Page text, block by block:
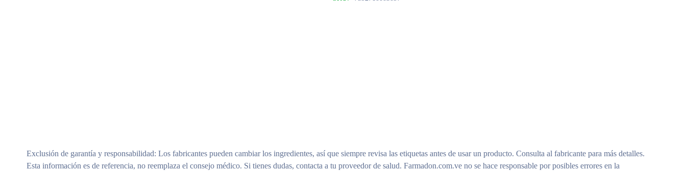
Exclusión de garantía y responsabilidad: Los fabricantes pueden cambiar los ingredientes, así que siempre revisa las etiquetas antes de usar un producto. Consulta al fabricante para más detalles.
Esta información es de referencia, no reemplaza el consejo médico. Si tienes dudas, contacta a tu proveedor de salud. Farmadon.com.ve no se hace responsable por posibles errores en la